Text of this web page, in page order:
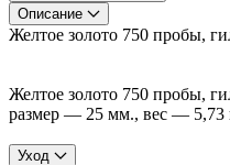
Описание
Желтое золото 750 пробы,
Желтое золото 750 пробы,
размер — 25 мм., вес — 5,73
Уход